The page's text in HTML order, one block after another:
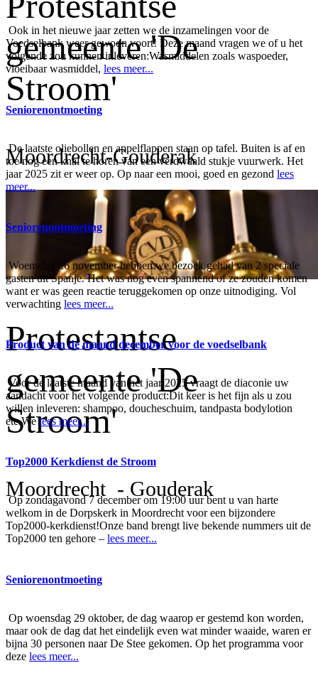
gemeente 'De
Stroom'
Moordrecht-Gouderak
Protestantse
gemeente 'De
Stroom'
Moordrecht - Gouderak
Ook in het nieuwe jaar zetten we de inzamelingen voor de
Voedselbank weer gewoon voort! Deze maand vragen we of u het
volgende zou kunnen inleveren:Wasmiddelen zoals waspoeder,
vloeibaar wasmiddel, lees meer...
Seniorenontmoeting
De laatste oliebollen en appelflappen staan op tafel. Buiten is af en
toe nog een knal te horen van een verdwaald stukje vuurwerk. Het
jaar 2025 zit er weer op. Op naar een mooi, goed en gezond lees
meer...
Seniorenontmoeting
Woensdag 26 november hebben we bezoek gehad van 2 speciale
gasten uit Spanje. Het was nog even spannend of ze zouden komen
want er was geen reactie teruggekomen op onze uitnodiging. Vol
verwachting lees meer...
Product van de maand december voor de voedselbank
Voor de laatste maand van het jaar 2025 vraagt de diaconie uw
aandacht voor het volgende product:Dit keer is het fijn als u zou
willen inleveren: shampoo, doucheschuim, tandpasta bodylotion
etc.Welees meer...
Top2000 Kerkdienst de Stroom
Op zondagavond 7 december om 19:00 uur bent u van harte
welkom in de Dorpskerk in Moordrecht voor een bijzondere
Top2000-kerkdienst!Onze band brengt live bekende nummers uit de
Top2000 ten gehore – lees meer...
Seniorenontmoeting
Op woensdag 29 oktober, de dag waarop er gestemd kon worden,
maar ook de dag dat het eindelijk even wat minder waaide, waren er
bijna 30 personen naar De Stee gekomen. Op het programma voor
deze lees meer...